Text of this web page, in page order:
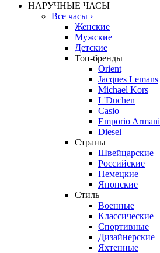
НАРУЧНЫЕ ЧАСЫ
Все часы ›
Женские
Мужские
Детские
Топ-бренды
Orient
Jacques Lemans
Michael Kors
L'Duchen
Casio
Emporio Armani
Diesel
Страны
Швейцарские
Российские
Немецкие
Японские
Стиль
Военные
Классические
Спортивные
Дизайнерские
Яхтенные